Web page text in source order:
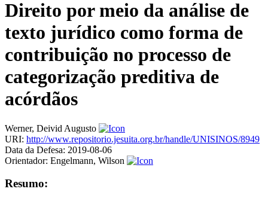
Direito por meio da análise de
texto jurídico como forma de
contribuição no processo de
categorização preditiva de
acórdãos
Werner, Deivid Augusto
URI: http://www.repositorio.jesuita.org.br/handle/UNISINOS/8949
Data da Defesa: 2019-08-06
Orientador: Engelmann, Wilson
Resumo: